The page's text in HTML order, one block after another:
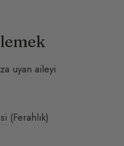
uyan aileyi
(Ferahlık)